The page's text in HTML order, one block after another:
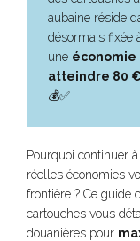
aubaine réside
désormais fixée
une
atteindre 80 €
💰✅
Pourquoi continuer
réelles économies
frontière ? Ce guide
cartouches vous
douanières pour